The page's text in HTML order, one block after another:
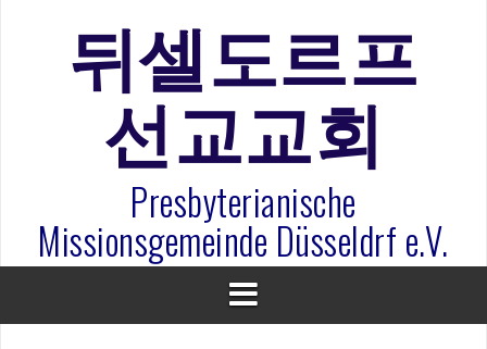
은퇴사-우선화 권사
20260322 주안에 가만히 머물기(요한복음 15:1-17) 손
훈목사
뒤셀도르프
선교교회
Presbyterianische
Missionsgemeinde Düsseldrf e.V.